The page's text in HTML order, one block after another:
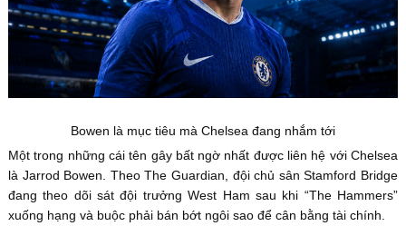
Bowen là mục tiêu mà Chelsea đang nhắm tới
Một trong những cái tên gây bất ngờ nhất được liên hệ với Chelsea
là Jarrod Bowen. Theo The Guardian, đội chủ sân Stamford Bridge
đang theo dõi sát đội trưởng West Ham sau khi “The Hammers”
xuống hạng và buộc phải bán bớt ngôi sao để cân bằng tài chính.